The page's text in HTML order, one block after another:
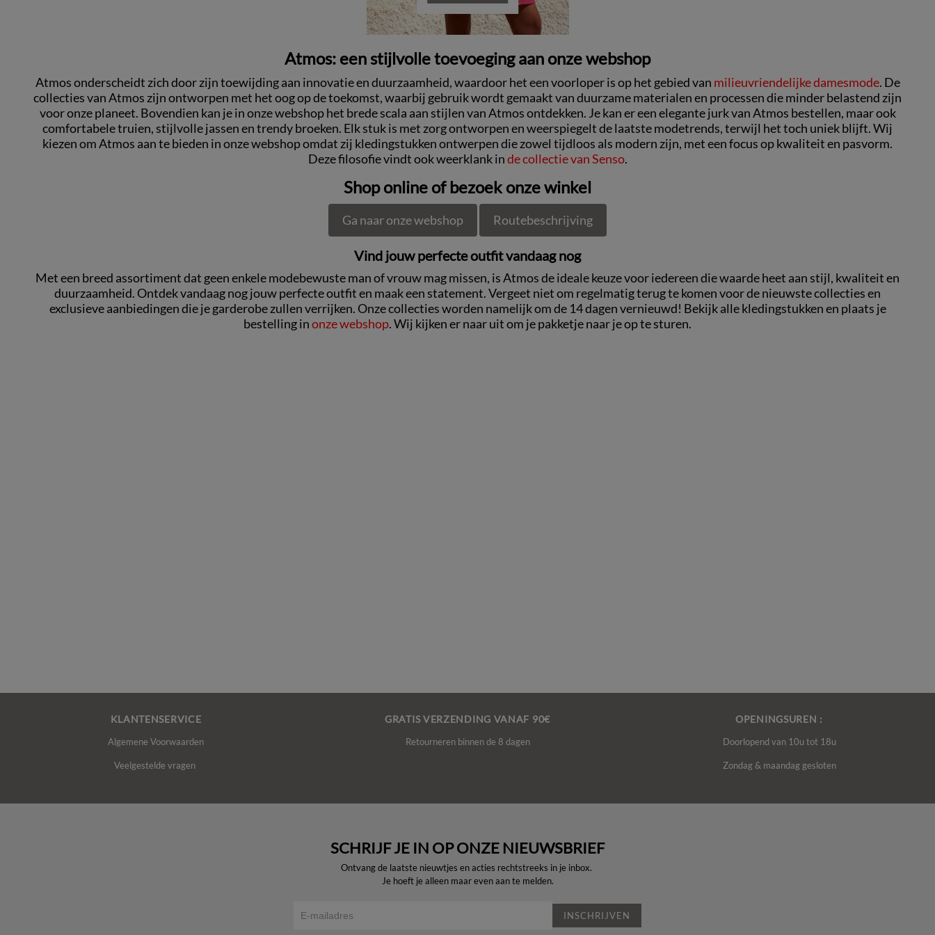
Atmos: een stijlvolle toevoeging aan onze webshop
Atmos onderscheidt zich door zijn toewijding aan innovatie en duurzaamheid, waardoor het een voorloper is op het gebied van milieuvriendelijke damesmode. De
collecties van Atmos zijn ontworpen met het oog op de toekomst, waarbij gebruik wordt gemaakt van duurzame materialen en processen die minder belastend zijn
voor onze planeet. Bovendien kan je in onze webshop het brede scala aan stijlen van Atmos ontdekken. Je kan er een elegante jurk van Atmos bestellen, maar ook
comfortabele truien, stijlvolle jassen en trendy broeken. Elk stuk is met zorg ontworpen en weerspiegelt de laatste modetrends, terwijl het toch uniek blijft. Wij
kiezen om Atmos aan te bieden in onze webshop omdat zij kledingstukken ontwerpen die zowel tijdloos als modern zijn, met een focus op kwaliteit en pasvorm.
Deze filosofie vindt ook weerklank inde collectie van Senso.
Shop online of bezoek onze winkel
Ga naar onze webshop Routebeschrijving
Vind jouw perfecte outfit vandaag nog
Met een breed assortiment dat geen enkele modebewuste man of vrouw mag missen, is Atmos de ideale keuze voor iedereen die waarde heet aan stijl, kwaliteit en
duurzaamheid. Ontdek vandaag nog jouw perfecte outfit en maak een statement. Vergeet niet om regelmatig terug te komen voor de nieuwste collecties en
exclusieve aanbiedingen die je garderobe zullen verrijken. Onze collecties worden namelijk om de 14 dagen vernieuwd! Bekijk alle kledingstukken en plaats je
bestelling inonze webshop. Wij kijken er naar uit om je pakketje naar je op te sturen.
KLANTENSERVICE
Algemene Voorwaarden
Veelgestelde vragen
GRATIS VERZENDING VANAF 90€
Retourneren binnen de 8 dagen
OPENINGSUREN :
Doorlopend van 10u tot 18u
Zondag & maandag gesloten
SCHRIJF JE IN OP ONZE NIEUWSBRIEF
Ontvang de laatste nieuwtjes en acties rechtstreeks in je inbox.
Je hoeft je alleen maar even aan te melden.
INSCHRIJVEN